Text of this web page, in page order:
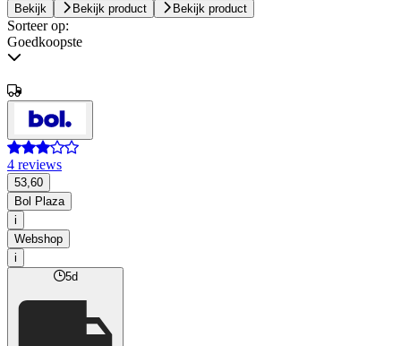
Bekijk Bekijk product Bekijk product
Sorteer op:
Goedkoopste
4 reviews
53,60
Bol Plaza
i
Webshop
i
5d